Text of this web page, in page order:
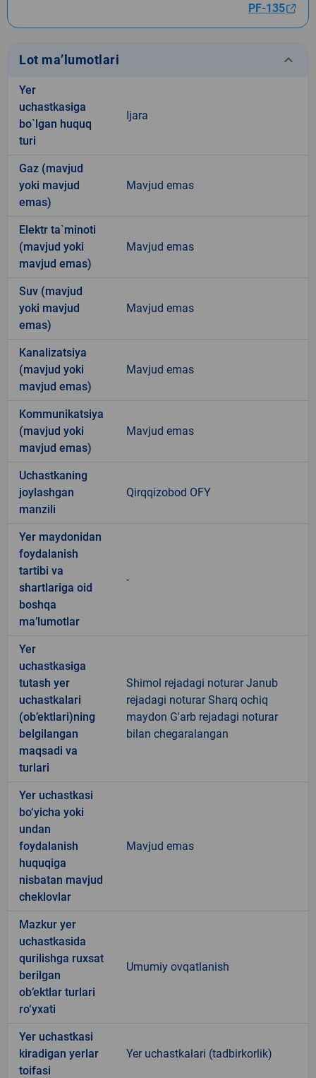
PF-135
Lot ma’lumotlari keyboard_arrow_down
Yer
uchastkasiga
bo`lgan huquq
turi
Ijara
Gaz (mavjud
yoki mavjud
emas)
Mavjud emas
Elektr ta`minoti
(mavjud yoki
mavjud emas)
Mavjud emas
Suv (mavjud
yoki mavjud
emas)
Mavjud emas
Kanalizatsiya
(mavjud yoki
mavjud emas)
Mavjud emas
Kommunikatsiya
(mavjud yoki
mavjud emas)
Mavjud emas
Uchastkaning
joylashgan
manzili
Qirqqizobod OFY
Yer maydonidan
foydalanish
tartibi va
shartlariga oid
boshqa
ma’lumotlar
-
Yer
uchastkasiga
tutash yer
uchastkalari
(ob’ektlari)ning
belgilangan
maqsadi va
turlari
Shimol rejadagi noturar Janub
rejadagi noturar Sharq ochiq
maydon G'arb rejadagi noturar
bilan chegaralangan
Yer uchastkasi
bo‘yicha yoki
undan
foydalanish
huquqiga
nisbatan mavjud
cheklovlar
Mavjud emas
Mazkur yer
uchastkasida
qurilishga ruxsat
berilgan
ob’ektlar turlari
ro‘yxati
Umumiy ovqatlanish
Yer uchastkasi
kiradigan yerlar
toifasi
Yer uchastkalari (tadbirkorlik)